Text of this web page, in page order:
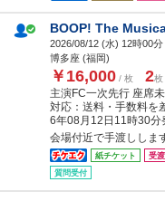
BOOP! The
2026/08/12 (水) 12時00分
博多座 (福岡)
￥16,000 / 枚 2枚
主演FC一次先行 座席
対応：送料・手数料を
6年08月12日11時30分
会場付近で手渡ししま
紙チケット 受
質問受付